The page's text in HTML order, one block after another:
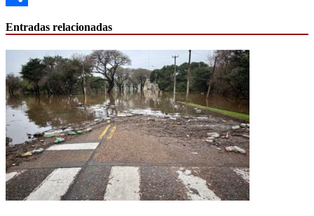
Entradas relacionadas